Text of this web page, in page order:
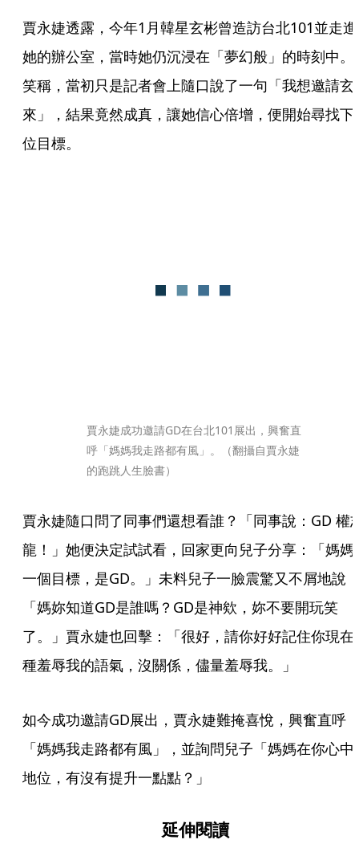
賈永婕透露，今年1月韓星玄彬曾造訪台北101並走進
她的辦公室，當時她仍沉浸在「夢幻般」的時刻中。
笑稱，當初只是記者會上隨口說了一句「我想邀請玄
來」，結果竟然成真，讓她信心倍增，便開始尋找下
位目標。
賈永婕成功邀請GD在台北101展出，興奮直
呼「媽媽我走路都有風」。（翻攝自賈永婕
的跑跳人生臉書）
賈永婕隨口問了同事們還想看誰？「同事說：GD 權
龍！」她便決定試試看，回家更向兒子分享：「媽媽
一個目標，是GD。」未料兒子一臉震驚又不屑地說
「媽妳知道GD是誰嗎？GD是神欸，妳不要開玩笑
了。」賈永婕也回擊：「很好，請你好好記住你現在
種羞辱我的語氣，沒關係，儘量羞辱我。」
如今成功邀請GD展出，賈永婕難掩喜悅，興奮直呼
「媽媽我走路都有風」，並詢問兒子「媽媽在你心中
地位，有沒有提升一點點？」
延伸閱讀